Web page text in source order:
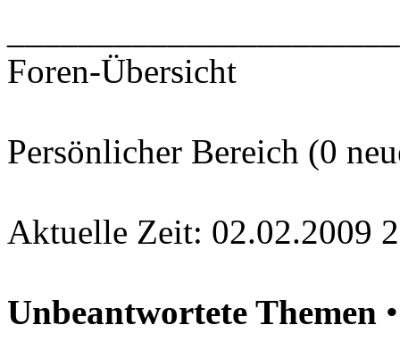
Foren-Übersicht
Persönlicher Bereich (0
Aktuelle Zeit: 02.02.2009
Unbeantwortete Themen